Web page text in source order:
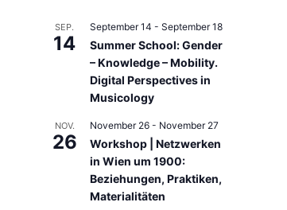
SEP.
14
September 14 - September 18
Summer School: Gender
– Knowledge – Mobility.
Digital Perspectives in
Musicology
NOV.
26
November 26 - November 27
Workshop | Netzwerken
in Wien um 1900:
Beziehungen, Praktiken,
Materialitäten